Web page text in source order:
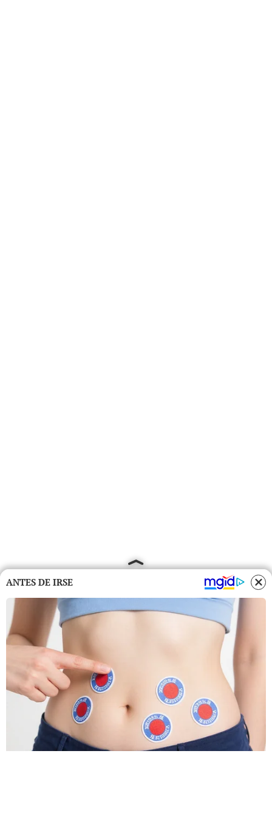
ANTES DE IRSE